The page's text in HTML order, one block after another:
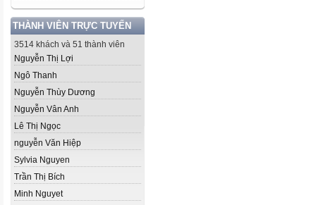
THÀNH VIÊN TRỰC TUYẾN
3514 khách và 51 thành viên
Nguyễn Thị Lợi
Ngô Thanh
Nguyễn Thùy Dương
Nguyễn Vân Anh
Lê Thị Ngọc
nguyễn Văn Hiệp
Sylvia Nguyen
Trần Thị Bích
Minh Nguyet